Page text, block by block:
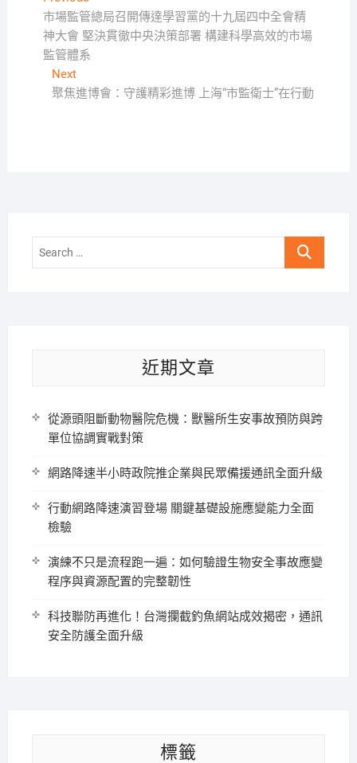
章
導
覽
post:
市場監管總局召開傳達學習黨的十九屆四中全會精
神大會 堅決貫徹中央決策部署 構建科學高效的市場
監管體系
NextNext
post:
聚焦進博會：守護精彩進博 上海“市監衛士”在行動
Search
近期文章
從源頭阻斷動物醫院危機：獸醫所生安事故預防與跨
單位協調實戰對策
網路降速半小時政院推企業與民眾備援通訊全面升級
行動網路降速演習登場 關鍵基礎設施應變能力全面
檢驗
演練不只是流程跑一遍：如何驗證生物安全事故應變
程序與資源配置的完整韌性
科技聯防再進化！台灣攔截釣魚網站成效揭密，通訊
安全防護全面升級
標籤